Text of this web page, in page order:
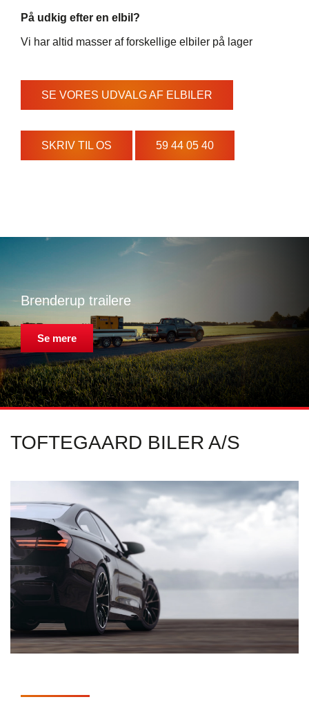
På udkig efter en elbil?
Vi har altid masser af forskellige elbiler på lager
SE VORES UDVALG AF ELBILER
SKRIV TIL OS 59 44 05 40
Brenderup trailere
Se mere
TOFTEGAARD BILER A/S